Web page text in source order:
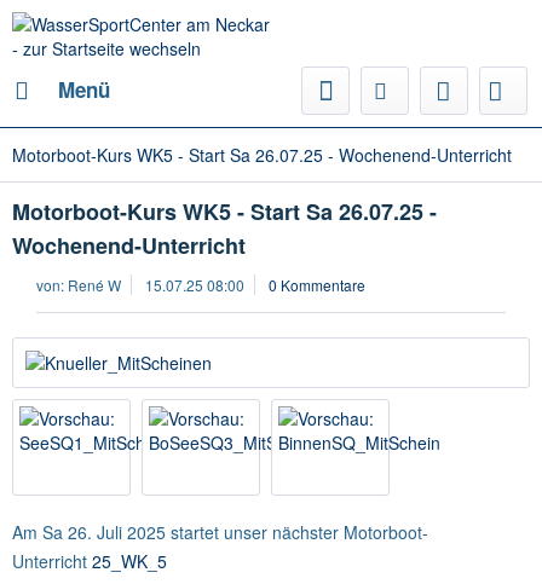
Menü
Motorboot-Kurs WK5 - Start Sa 26.07.25 - Wochenend-Unterricht
Motorboot-Kurs WK5 - Start Sa 26.07.25 -
Wochenend-Unterricht
von: René W 15.07.25 08:00 0 Kommentare
Am Sa 26. Juli 2025 startet unser nächster Motorboot-
Unterricht 25_WK_5